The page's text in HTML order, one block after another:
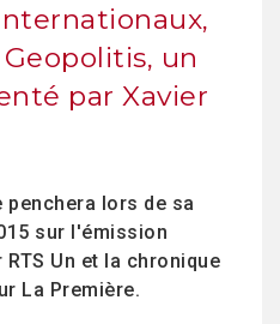
un
par Xavier
penchera lors de sa
sur l'émission
Un et la chronique
La Première.